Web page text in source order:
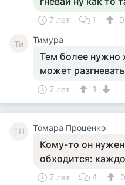
7 лет 1 0
Ти Тимура
Тем более нужно
может
7 лет 1
ТП Томара Проценко
Кому-то он
обходится:
7 лет 4 0